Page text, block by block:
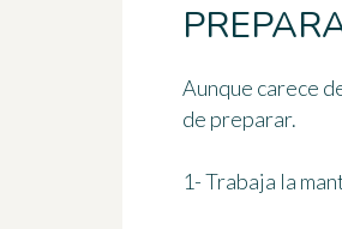
Aunque carece
de preparar.
1- Trabaja la